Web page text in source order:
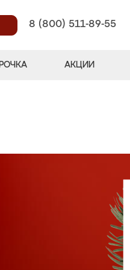
8 (800) 511-89-55
АКЦИИ